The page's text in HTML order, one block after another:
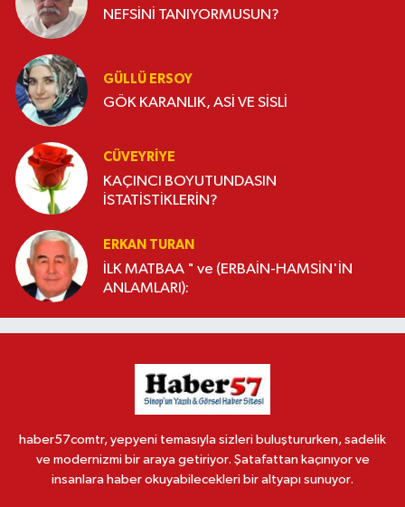
NEFSİNİ TANIYORMUSUN?
GÜLLÜ ERSOY
GÖK KARANLIK, ASİ VE SİSLİ
CÜVEYRIYE
KAÇINCI BOYUTUNDASIN
İSTATİSTİKLERİN?
ERKAN TURAN
İLK MATBAA " ve (ERBAİN-HAMSİN'İN
ANLAMLARI):
haber57comtr, yepyeni temasıyla sizleri buluştururken, sadelik
ve modernizmi bir araya getiriyor. Şatafattan kaçınıyor ve
insanlara haber okuyabilecekleri bir altyapı sunuyor.